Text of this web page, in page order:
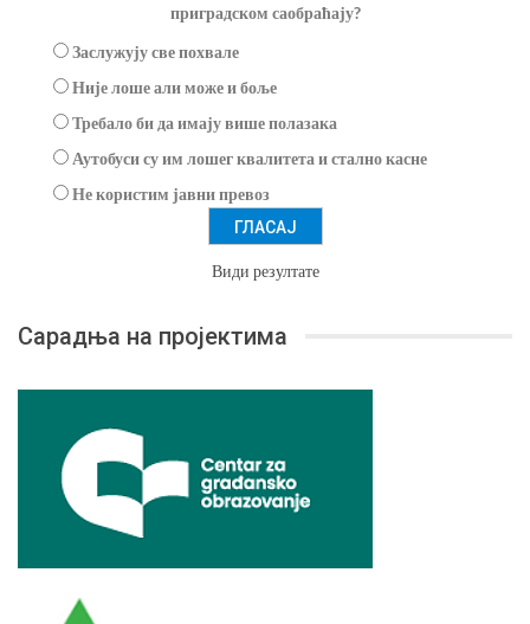
приградском саобраћају?
Заслужују све похвале
Није лоше али може и боље
Требало би да имају више полазака
Аутобуси су им лошег квалитета и стално касне
Не користим јавни превоз
Види резултате
Сарадња на пројектима